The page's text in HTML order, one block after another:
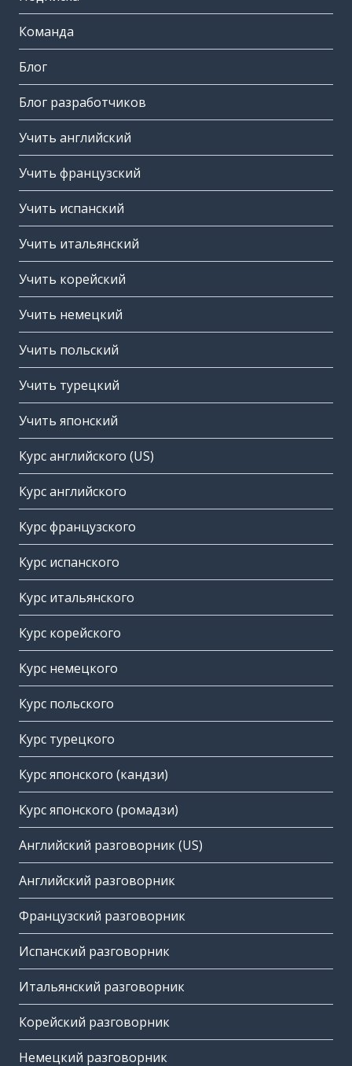
Команда
Блог
Блог разработчиков
Учить английский
Учить французский
Учить испанский
Учить итальянский
Учить корейский
Учить немецкий
Учить польский
Учить турецкий
Учить японский
Курс английского (US)
Курс английского
Курс французского
Курс испанского
Курс итальянского
Курс корейского
Курс немецкого
Курс польского
Курс турецкого
Курс японского (кандзи)
Курс японского (ромадзи)
Английский разговорник (US)
Английский разговорник
Французский разговорник
Испанский разговорник
Итальянский разговорник
Корейский разговорник
Немецкий разговорник